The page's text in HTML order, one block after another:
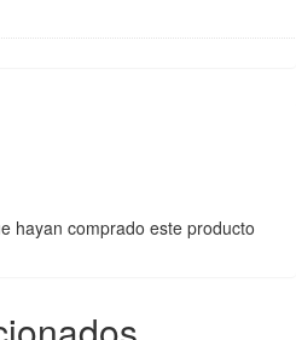
hayan comprado este producto